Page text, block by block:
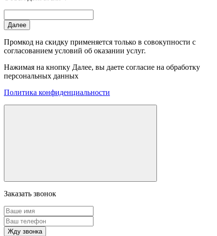
Далее
Промкод на скидку применяется только в совокупности с
согласованием условий об оказании услуг.
Нажимая на кнопку Далее, вы даете согласие на обработку
персональных данных
Политика конфиденциальности
Заказать звонок
Жду звонка